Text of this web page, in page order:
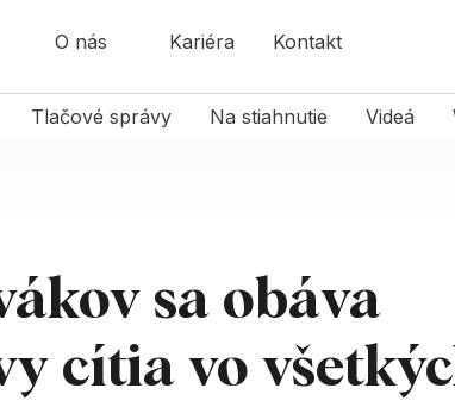
O nás Kariéra Kontakt
Tlačové správy Na stiahnutie Videá
sa obáva
cítia vo